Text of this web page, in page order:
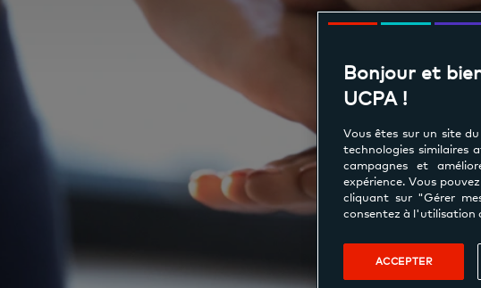
Bonjour et
UCPA !
Vous êtes sur un site
technologies similaires
campagnes et
expérience. Vous
cliquant sur "Gérer
consentez à l'utilisation
ACCEPTER